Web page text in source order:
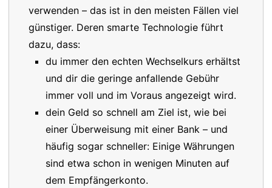
verwenden – das ist in den meisten Fällen viel
günstiger. Deren smarte Technologie führt
dazu, dass:
du immer den echten Wechselkurs erhältst
und dir die geringe anfallende Gebühr
immer voll und im Voraus angezeigt wird.
dein Geld so schnell am Ziel ist, wie bei
einer Überweisung mit einer Bank – und
häufig sogar schneller: Einige Währungen
sind etwa schon in wenigen Minuten auf
dem Empfängerkonto.